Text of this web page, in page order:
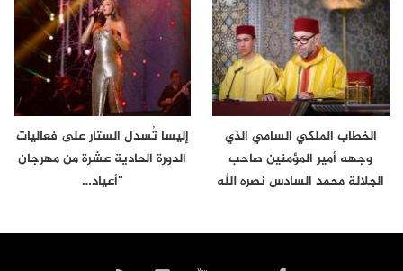
الخطاب الملكي السامي الذي
وجهه أمير المؤمنين صاحب
الجلالة محمد السادس نصره الله
إليسا تُسدل الستار على فعاليات
الدورة الحادية عشرة من مهرجان
“أعياد…